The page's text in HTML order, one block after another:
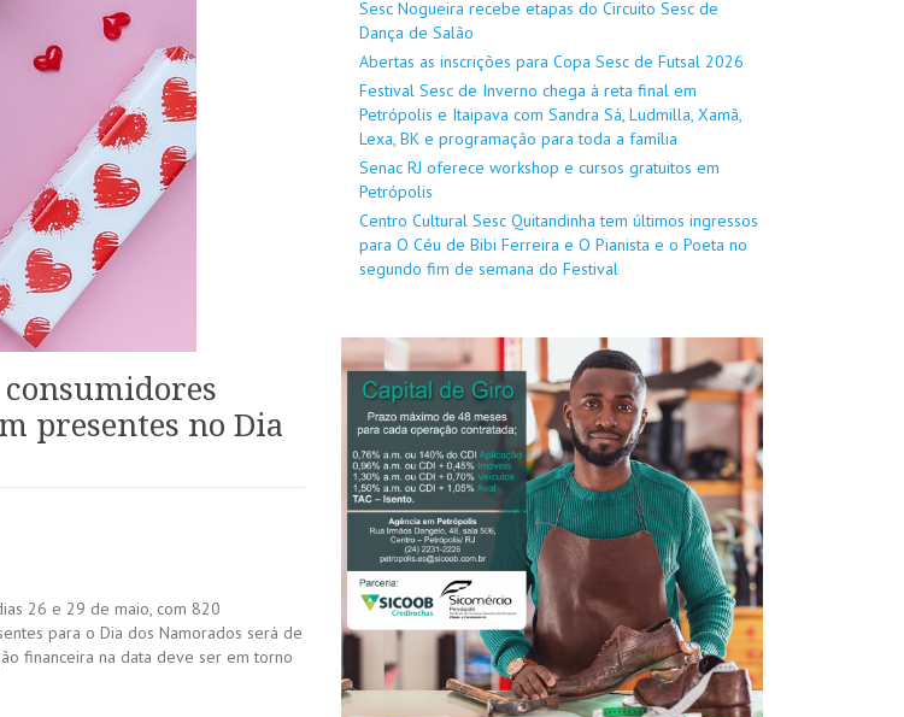
consumidores
presentes no Dia
26 e 29 de maio, com 820
para o Dia dos Namorados será de
financeira na data deve ser em torno
Sesc Nogueira recebe etapas do Circuito Sesc de
Dança de Salão
Abertas as inscrições para Copa Sesc de Futsal 2026
Festival Sesc de Inverno chega à reta final em
Petrópolis e Itaipava com Sandra Sá, Ludmilla, Xamã,
Lexa, BK e programação para toda a família
Senac RJ oferece workshop e cursos gratuitos em
Petrópolis
Centro Cultural Sesc Quitandinha tem últimos ingressos
para O Céu de Bibi Ferreira e O Pianista e o Poeta no
segundo fim de semana do Festival